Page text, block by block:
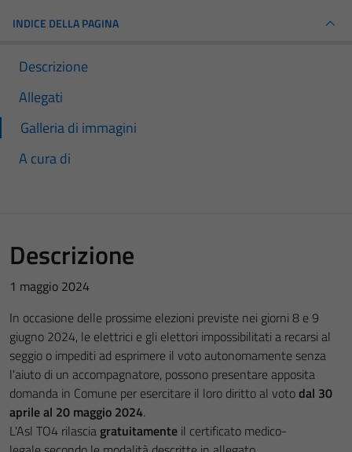
INDICE DELLA PAGINA
Descrizione
Allegati
Galleria di immagini
A cura di
Descrizione
1 maggio 2024
In occasione delle prossime elezioni previste nei giorni 8 e 9
giugno 2024, le elettrici e gli elettori impossibilitati a recarsi al
seggio o impediti ad esprimere il voto autonomamente senza
l'aiuto di un accompagnatore, possono presentare apposita
domanda in Comune per esercitare il loro diritto al votodal 30
aprile al 20 maggio 2024.
L'Asl TO4 rilascia gratuitamente il certificato medico-